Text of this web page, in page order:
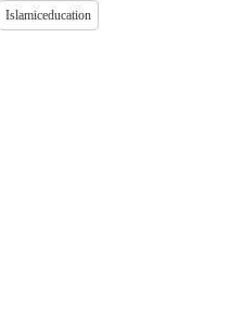
Islamiceducation